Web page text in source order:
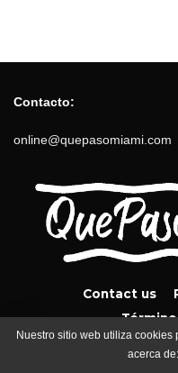
Contacto:
online@quepasomiami.com
Contact us
Nuestro sitio web utiliza
acerca